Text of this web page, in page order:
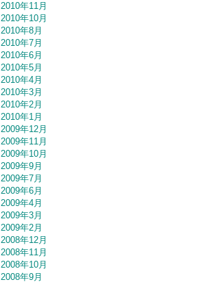
2010年11月
2010年10月
2010年8月
2010年7月
2010年6月
2010年5月
2010年4月
2010年3月
2010年2月
2010年1月
2009年12月
2009年11月
2009年10月
2009年9月
2009年7月
2009年6月
2009年4月
2009年3月
2009年2月
2008年12月
2008年11月
2008年10月
2008年9月